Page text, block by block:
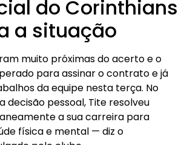
do Corinthians
a situação
muito próximas do acerto e o
para assinar o contrato e já
da equipe nesta terça. No
decisão pessoal, Tite resolveu
a sua carreira para
física e mental — diz o